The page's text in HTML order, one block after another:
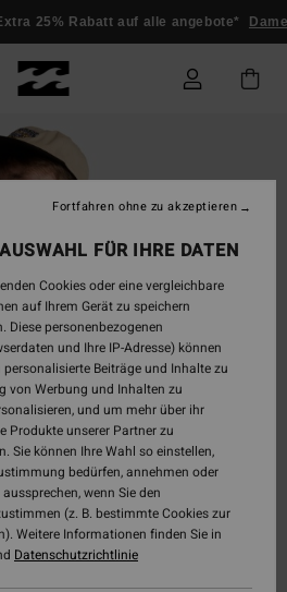
25% Rabatt auf alle angebote*
FÜR IHRE DATEN
Cookies oder eine vergleichbare
auf Ihrem Gerät zu speichern
personenbezogenen
und Ihre IP-Adresse) können
Beiträge und Inhalte zu
von Werbung und Inhalten zu
und um mehr über ihr
Produkte unserer Partner zu
Sie können Ihre Wahl so einstellen,
bedürfen, annehmen oder
wenn Sie den
(z. B. bestimmte Cookies zur
Weitere Informationen finden Sie in
Datenschutzrichtlinie
Fortfahren ohne zu akzeptieren